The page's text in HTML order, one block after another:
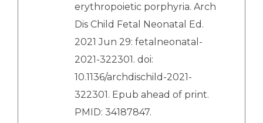
erythropoietic porphyria. Arch
Dis Child Fetal Neonatal Ed.
2021 Jun 29: fetalneonatal-
2021-322301. doi:
10.1136/archdischild-2021-
322301. Epub ahead of print.
PMID: 34187847.